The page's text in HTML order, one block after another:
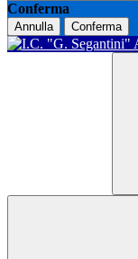
Conferma
Annulla Conferma